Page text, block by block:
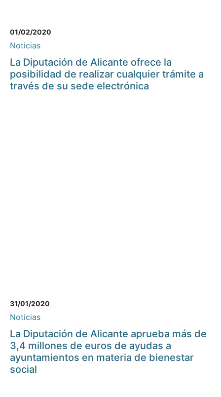
01/02/2020
Noticias
La Diputación de Alicante ofrece la
posibilidad de realizar cualquier trámite a
través de su sede electrónica
31/01/2020
Noticias
La Diputación de Alicante aprueba más de
3,4 millones de euros de ayudas a
ayuntamientos en materia de bienestar
social